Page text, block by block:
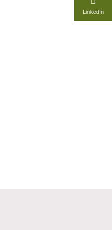
LinkedIn